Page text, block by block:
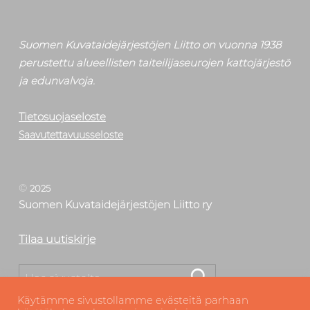
Suomen Kuvataidejärjestöjen Liitto on vuonna 1938
perustettu alueellisten taiteilijaseurojen kattojärjestö
ja edunvalvoja.
Tietosuojaseloste
Saavutettavuusseloste
© 2025
Suomen Kuvataidejärjestöjen Liitto ry
Tilaa uutiskirje
Etsi
Käytämme sivustollamme evästeitä parhaan